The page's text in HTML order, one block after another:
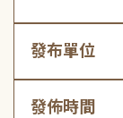
發布單位
發佈時間